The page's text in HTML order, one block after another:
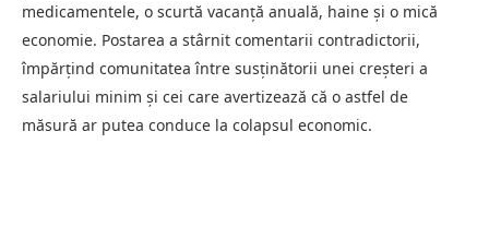
medicamentele, o scurtă vacanță anuală, haine și o mică
economie. Postarea a stârnit comentarii contradictorii,
împărțind comunitatea între susținătorii unei creșteri a
salariului minim și cei care avertizează că o astfel de
măsură ar putea conduce la colapsul economic.